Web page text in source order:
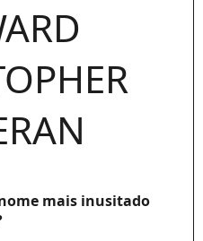
mais inusitado